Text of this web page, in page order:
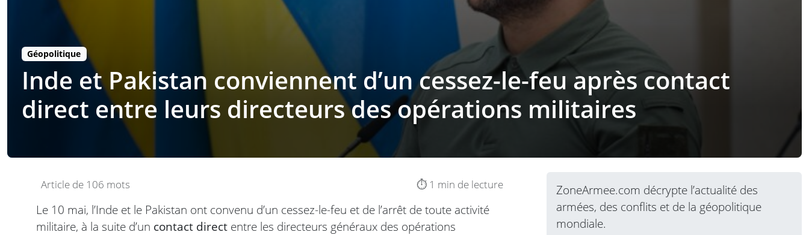
Géopolitique
Inde et Pakistan conviennent d’un cessez-le-feu après contact
direct entre leurs directeurs des opérations militaires
Article de 106 mots ⏱️ 1 min de lecture
Le 10 mai, l’Inde et le Pakistan ont convenu d’un cessez-le-feu et de l’arrêt de toute activité
militaire, à la suite d’un contact direct entre les directeurs généraux des opérations
ZoneArmee.com décrypte l’actualité des
armées, des conflits et de la géopolitique
mondiale.